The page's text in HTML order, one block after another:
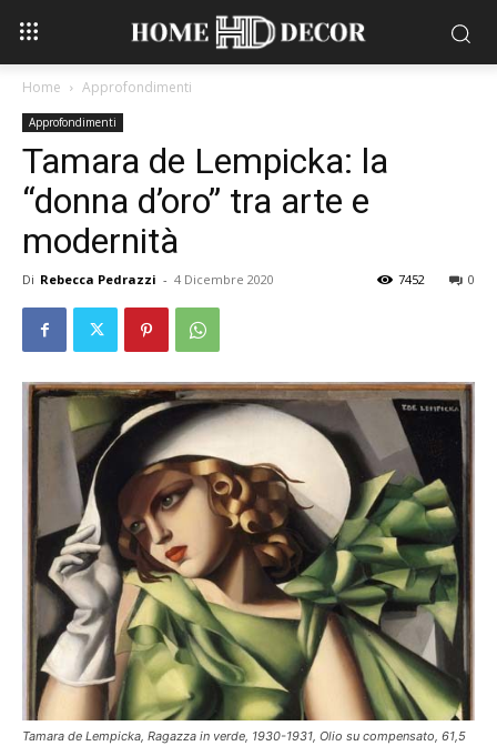
Home Approfondimenti
Approfondimenti
Tamara de Lempicka: la
“donna d’oro” tra arte e
modernità
Di Rebecca Pedrazzi - 4 Dicembre 2020 0
7452
Tamara de Lempicka, Ragazza in verde, 1930-1931, Olio su compensato, 61,5